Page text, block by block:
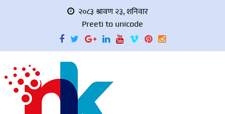
२०८३ श्रावण २३, शनिवार
Preeti to unicode